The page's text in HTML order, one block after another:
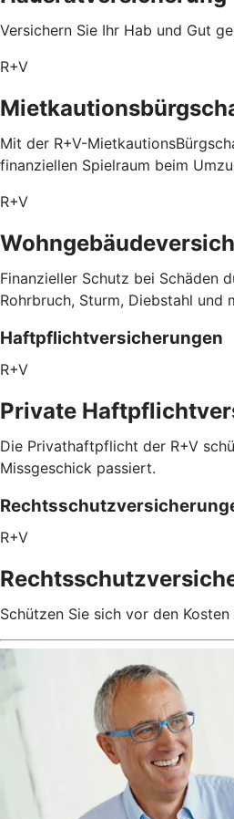
Versichern Sie Ihr Hab und Gut
R+V
Mit der R+V-
finanziellen Spielraum beim
R+V
Finanzieller Schutz bei Schäden
Rohrbruch, Sturm, Diebstahl und
Haftpflichtversicherungen
R+V
Private
Die Privathaftpflicht der R+V
Missgeschick passiert.
R+V
Schützen Sie sich vor den